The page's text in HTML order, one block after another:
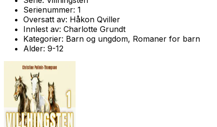
Serienummer: 1
Oversatt av: Håkon Qviller
Innlest av: Charlotte Grundt
Kategorier: Barn og ungdom, Romaner for barn
Alder: 9-12